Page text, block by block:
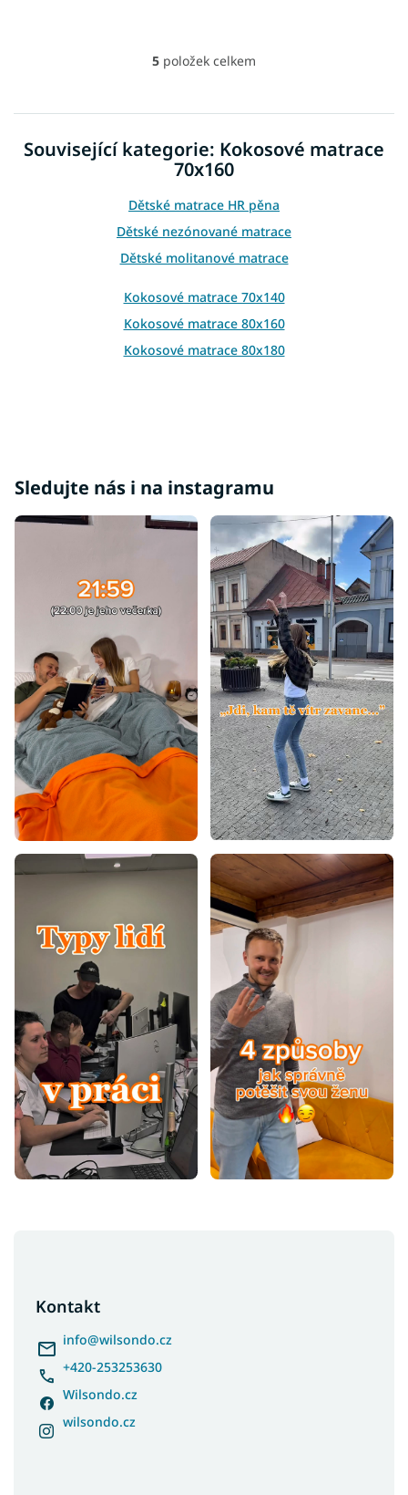
O
á
a
c
p
r
v
k
v
ý
p
i
s
5 položek celkem
Související kategorie: Kokosové matrace
70x160
Dětské matrace HR pěna
Dětské nezónované matrace
Dětské molitanové matrace
Kokosové matrace 70x140
Kokosové matrace 80x160
Kokosové matrace 80x180
Sledujte nás i na instagramu
Kontakt
info@wilsondo.cz
+420-253253630
Wilsondo.cz
wilsondo.cz